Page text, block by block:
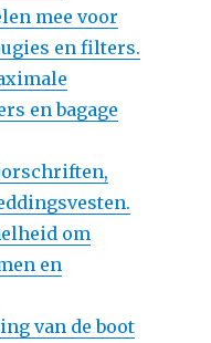
mee voor
en filters.
en bagage
om
en
van de boot